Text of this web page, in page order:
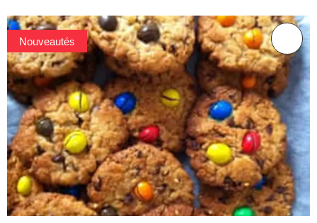
Nouveautés